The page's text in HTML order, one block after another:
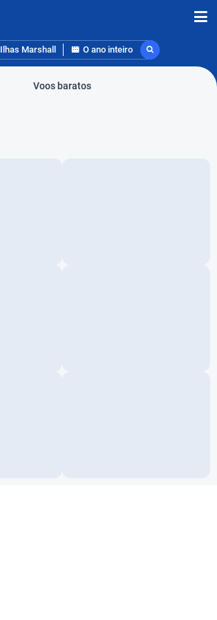
Ilhas Marshall O ano inteiro
Voos baratos